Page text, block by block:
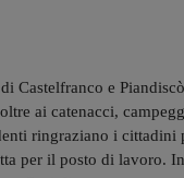
Castelfranco e
ai catenacci,
ringraziano i cittadini
per il posto di lavoro.